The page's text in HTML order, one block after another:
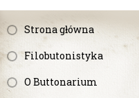
Strona główna
Filobutonistyka
O Buttonarium